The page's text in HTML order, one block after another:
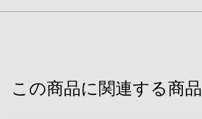
この商品に関連する商品